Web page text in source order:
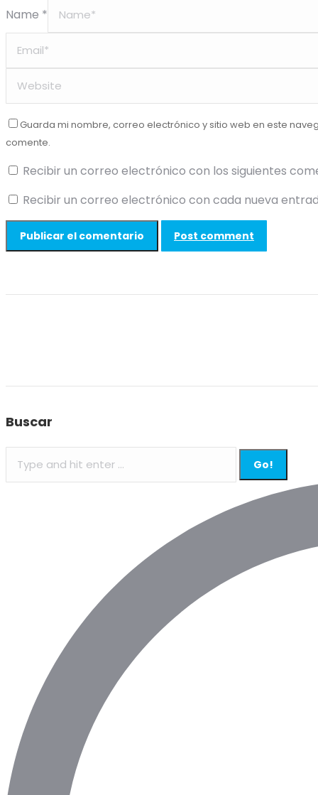
Name *
Guarda mi nombre, correo electrónico y sitio web en este
comente.
Recibir un correo electrónico con los siguientes
Recibir un correo electrónico con cada nueva
Post comment
Buscar